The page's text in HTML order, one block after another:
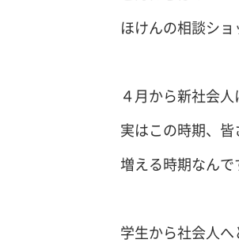
ほけんの相談シ
４月から新社会
実はこの時期、
増える時期なんで
学生から社会人